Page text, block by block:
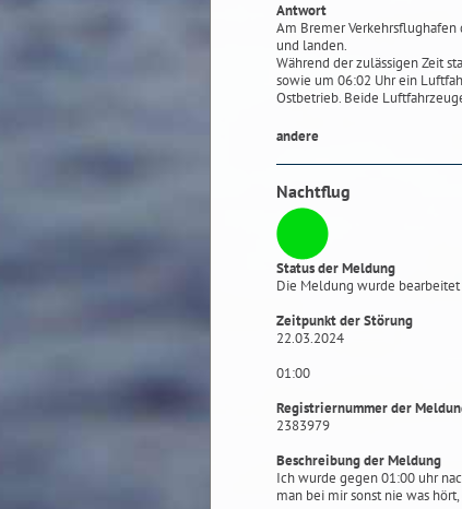
Antwort
Am Bremer
und landen.
Während der zulässigen Zeit
sowie um 06:02 Uhr ein
Ostbetrieb. Beide
andere
Nachtflug
Status der Meldung
Die Meldung wurde bearbeitet
Zeitpunkt der Störung
22.03.2024
01:00
Registriernummer der
2383979
Beschreibung der Meldung
Ich wurde gegen 01:00 uhr
man bei mir sonst nie was